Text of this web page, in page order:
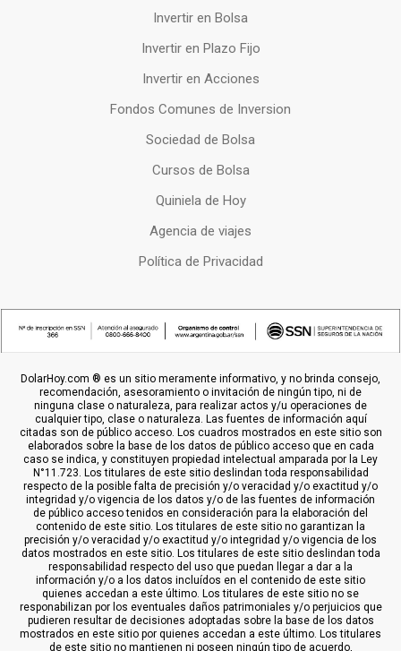
Invertir en Bolsa
Invertir en Plazo Fijo
Invertir en Acciones
Fondos Comunes de Inversion
Sociedad de Bolsa
Cursos de Bolsa
Quiniela de Hoy
Agencia de viajes
Política de Privacidad
DolarHoy.com ® es un sitio meramente informativo, y no brinda consejo,
recomendación, asesoramiento o invitación de ningún tipo, ni de
ninguna clase o naturaleza, para realizar actos y/u operaciones de
cualquier tipo, clase o naturaleza. Las fuentes de información aquí
citadas son de público acceso. Los cuadros mostrados en este sitio son
elaborados sobre la base de los datos de público acceso que en cada
caso se indica, y constituyen propiedad intelectual amparada por la Ley
N°11.723. Los titulares de este sitio deslindan toda responsabilidad
respecto de la posible falta de precisión y/o veracidad y/o exactitud y/o
integridad y/o vigencia de los datos y/o de las fuentes de información
de público acceso tenidos en consideración para la elaboración del
contenido de este sitio. Los titulares de este sitio no garantizan la
precisión y/o veracidad y/o exactitud y/o integridad y/o vigencia de los
datos mostrados en este sitio. Los titulares de este sitio deslindan toda
responsabilidad respecto del uso que puedan llegar a dar a la
información y/o a los datos incluídos en el contenido de este sitio
quienes accedan a este último. Los titulares de este sitio no se
responabilizan por los eventuales daños patrimoniales y/o perjuicios que
pudieren resultar de decisiones adoptadas sobre la base de los datos
mostrados en este sitio por quienes accedan a este último. Los titulares
de este sitio no mantienen ni poseen ningún tipo de acuerdo,